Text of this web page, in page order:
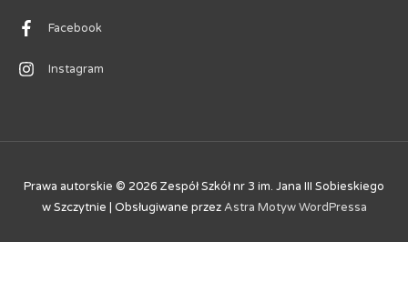
Facebook
Instagram
Prawa autorskie © 2026 Zespół Szkół nr 3 im. Jana III Sobieskiego
w Szczytnie | Obsługiwane przezAstra Motyw WordPressa